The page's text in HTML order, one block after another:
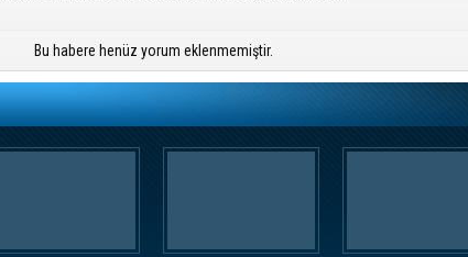
Bu habere henüz yorum eklenmemiştir.